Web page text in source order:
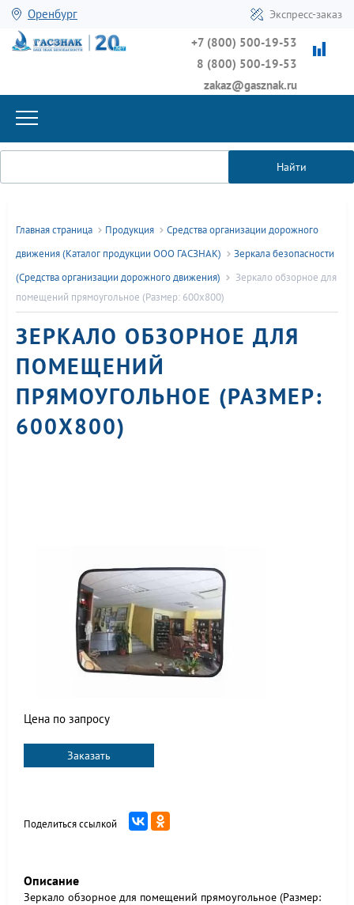
Оренбург Экспресс-заказ
+7 (800) 500-19-53
8 (800) 500-19-53
zakaz@gasznak.ru
Найти
Главная страница Продукция
Средства организации дорожного
движения (Каталог продукции ООО ГАСЗНАК)
Зеркала безопасности
(Средства организации дорожного движения)
Зеркало обзорное для
помещений прямоугольное (Размер: 600х800)
ЗЕРКАЛО ОБЗОРНОЕ ДЛЯ
ПОМЕЩЕНИЙ
ПРЯМОУГОЛЬНОЕ (РАЗМЕР:
600Х800)
Цена по запросу
Заказать
Поделиться ссылкой
Описание
Зеркало обзорное для помещений прямоугольное (Размер: